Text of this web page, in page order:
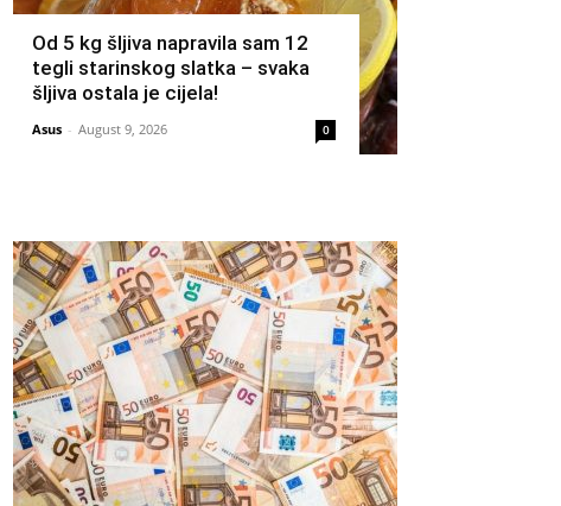
Od 5 kg šljiva napravila sam 12
tegli starinskog slatka – svaka
šljiva ostala je cijela!
Asus - August 9, 2026 0